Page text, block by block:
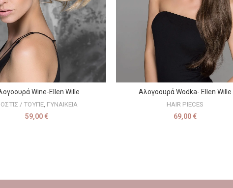
ΕΠΙΛΟΓΉ
Wine-Ellen Wille
/ ΤΟΥΠΕ, ΓΥΝΑΙΚΕΙΑ
59,00 €
ΕΠΙΛΟΓΉ
Αλογοουρά Wodka- Ellen Wille
HAIR PIECES
69,00 €